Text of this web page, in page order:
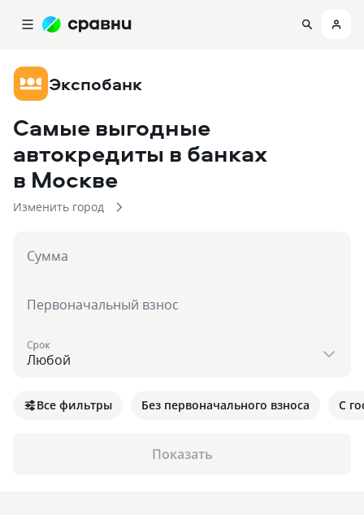
Экспобанк
Самые выгодные
автокредиты в банках
в Москве
Изменить город
Сумма
Первоначальный взнос
Срок
Показать
Все фильтры Без первоначального взноса С